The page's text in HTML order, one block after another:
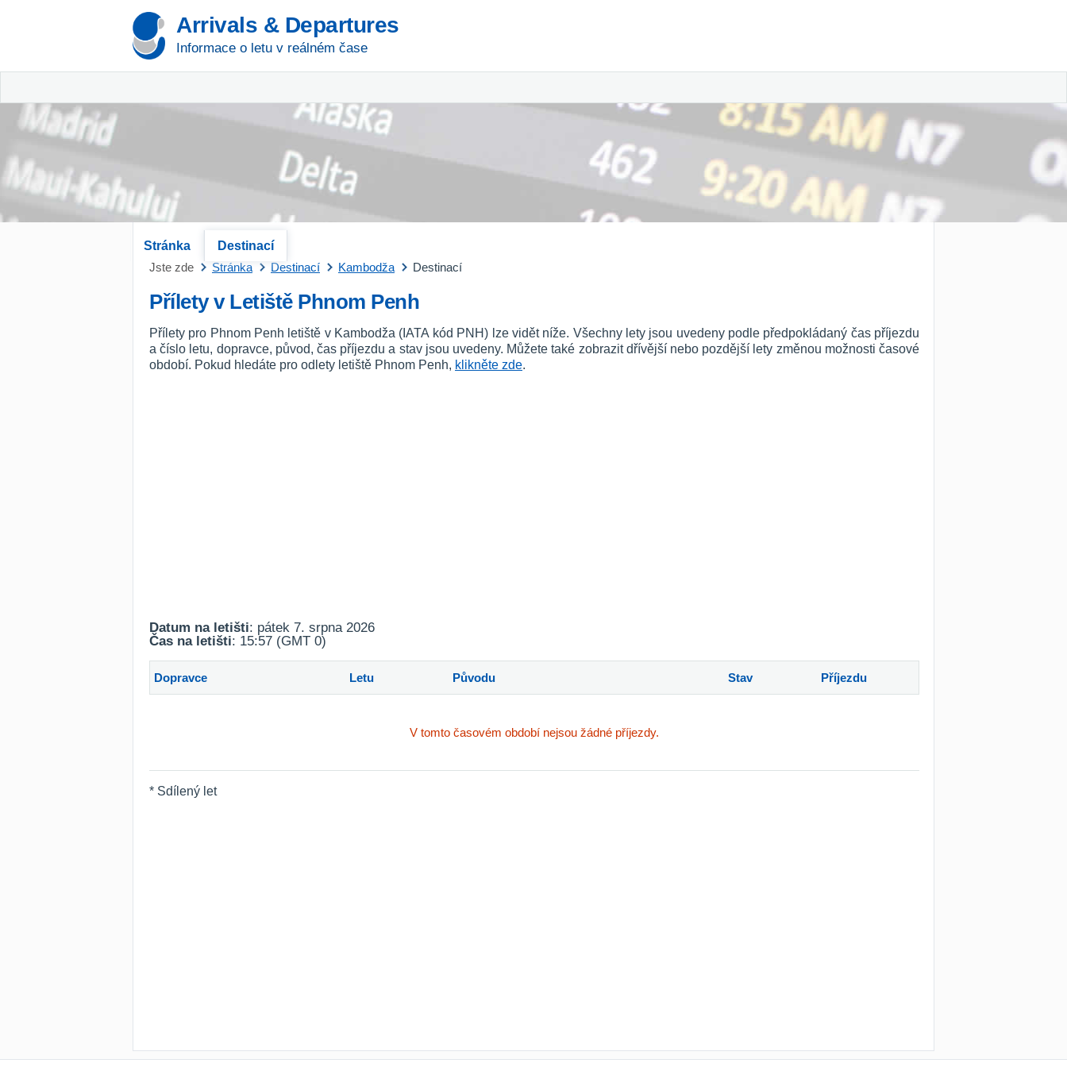
Arrivals & Departures
Informace o letu v reálném čase
Stránka
Destinací
Jste zde
Stránka Destinací Kambodža Destinací
Přílety v Letiště Phnom Penh
Přílety pro Phnom Penh letiště v Kambodža (IATA kód PNH) lze vidět níže. Všechny lety jsou uvedeny podle předpokládaný čas příjezdu
a číslo letu, dopravce, původ, čas příjezdu a stav jsou uvedeny. Můžete také zobrazit dřívější nebo pozdější lety změnou možnosti časové
období. Pokud hledáte pro odlety letiště Phnom Penh, klikněte zde.
Datum na letišti: pátek 7. srpna 2026
Čas na letišti: 15:57 (GMT 0)
Dopravce Letu Původu Stav Příjezdu
V tomto časovém období nejsou žádné příjezdy.
* Sdílený let